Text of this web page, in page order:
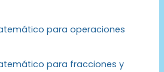
para operaciones
para fracciones y